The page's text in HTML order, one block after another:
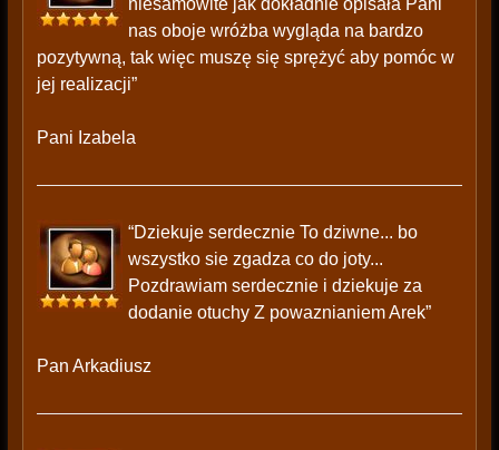
niesamowite jak dokładnie opisała Pani
nas oboje wróżba wygląda na bardzo
pozytywną, tak więc muszę się sprężyć aby pomóc w
jej realizacji”
Pani Izabela
“Dziekuje serdecznie To dziwne... bo
wszystko sie zgadza co do joty...
Pozdrawiam serdecznie i dziekuje za
dodanie otuchy Z powaznianiem Arek”
Pan Arkadiusz